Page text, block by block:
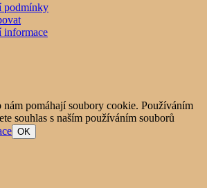
podmínky
informace
pomáhají soubory cookie. Používáním
souhlas s naším používáním souborů